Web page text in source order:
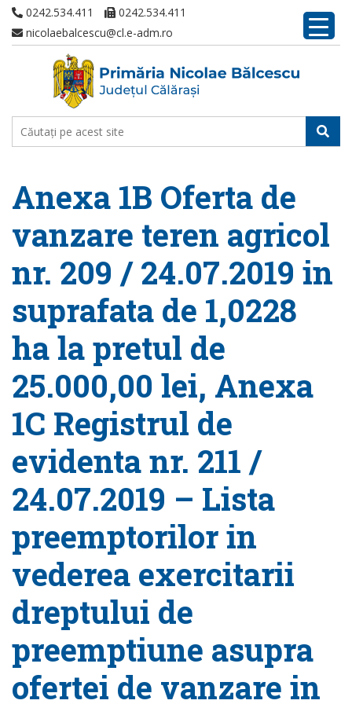
0242.534.411
0242.534.411
nicolaebalcescu@cl.e-adm.ro
Anexa 1B Oferta de
vanzare teren agricol
nr. 209 / 24.07.2019 in
suprafata de 1,0228
ha la pretul de
25.000,00 lei, Anexa
1C Registrul de
evidenta nr. 211 /
24.07.2019 – Lista
preemptorilor in
vederea exercitarii
dreptului de
preemptiune asupra
ofertei de vanzare in